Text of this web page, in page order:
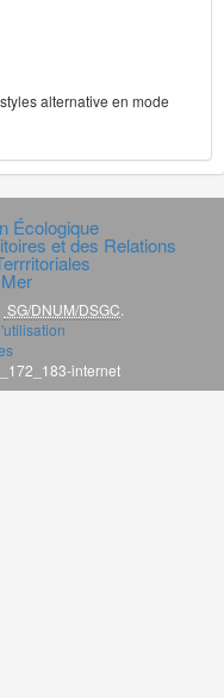
alternative en mode
Écologique
et des Relations
SG/DNUM/DSGC
internet